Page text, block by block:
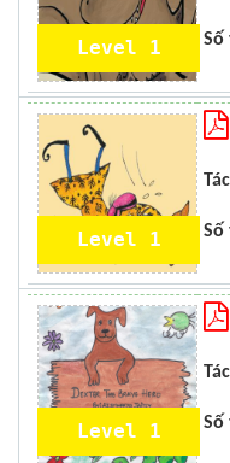
Level 1 Số
Level 1 Số
Level 1 Số